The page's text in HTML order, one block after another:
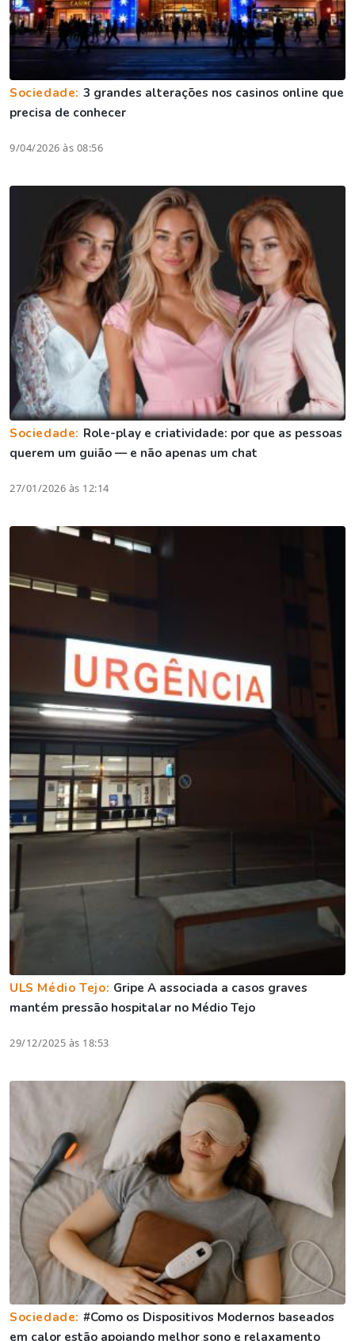
Sociedade: 3 grandes alterações nos casinos online que
precisa de conhecer
9/04/2026 às 08:56
Sociedade: Role-play e criatividade: por que as pessoas
querem um guião — e não apenas um chat
27/01/2026 às 12:14
ULS Médio Tejo: Gripe A associada a casos graves
mantém pressão hospitalar no Médio Tejo
29/12/2025 às 18:53
Sociedade: #Como os Dispositivos Modernos baseados
em calor estão apoiando melhor sono e relaxamento